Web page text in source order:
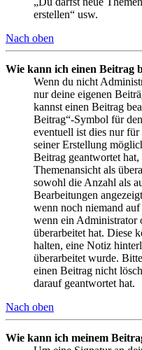
erstellen“ usw.
Nach oben
Wie kann ich einen Beitrag
Wenn du nicht
nur deine eigenen
kannst einen Beitrag
Beitrag“-Symbol für
eventuell ist dies nur
seiner Erstellung
Beitrag geantwortet
Themenansicht als
sowohl die Anzahl als
Bearbeitungen
wenn noch niemand
wenn ein Administrator
überarbeitet hat. Diese
halten, eine Notiz
überarbeitet wurde.
einen Beitrag nicht
darauf geantwortet hat.
Nach oben
Wie kann ich meinem